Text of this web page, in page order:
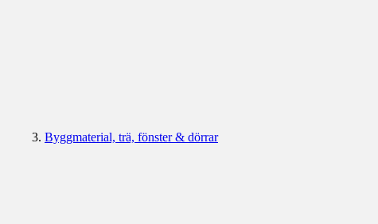
Byggmaterial, trä, fönster & dörrar